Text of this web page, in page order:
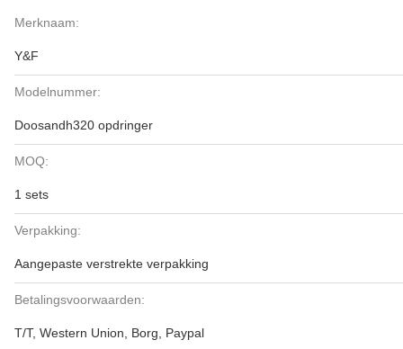
Merknaam:
Y&F
Modelnummer:
Doosandh320 opdringer
MOQ:
1 sets
Verpakking:
Aangepaste verstrekte verpakking
Betalingsvoorwaarden:
T/T, Western Union, Borg, Paypal